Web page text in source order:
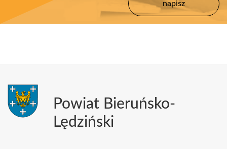
Powiat Bieruńsko-
Lędziński